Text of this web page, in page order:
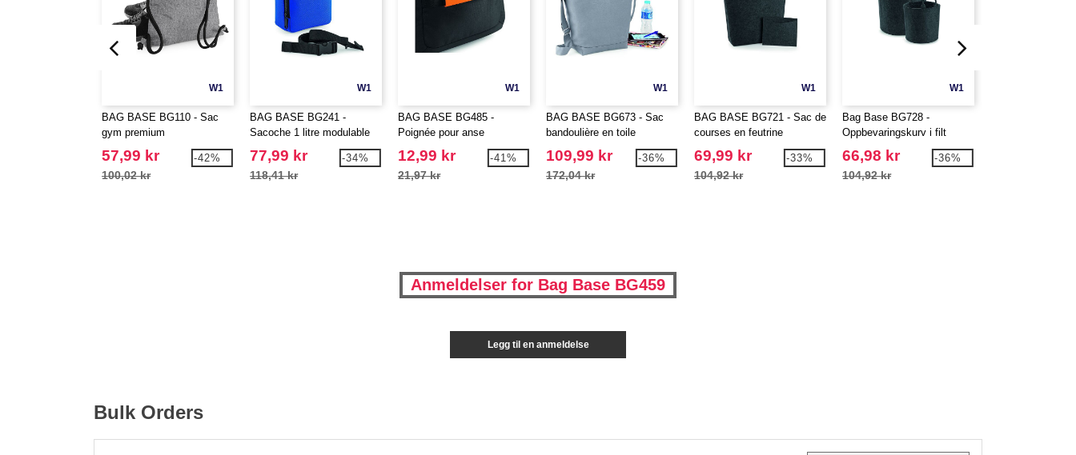
W1
BAG BASE BG110 - Sac
gym premium
57,99 kr
100,02 kr
-42%
W1
BAG BASE BG241 -
Sacoche 1 litre modulable
77,99 kr
118,41 kr
-34%
W1
BAG BASE BG485 -
Poignée pour anse
12,99 kr
21,97 kr
-41%
W1
BAG BASE BG673 - Sac
bandoulière en toile
109,99 kr
172,04 kr
-36%
W1
BAG BASE BG721 - Sac de
courses en feutrine
69,99 kr
104,92 kr
-33%
W1
Bag Base BG728 -
Oppbevaringskurv i filt
66,98 kr
104,92 kr
-36%
Anmeldelser for Bag Base BG459
Legg til en anmeldelse
Bulk Orders